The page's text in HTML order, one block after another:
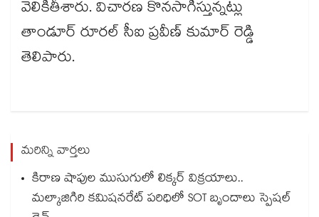
వెలికితీశారు. విచారణ కొనసాగిస్తున్నట్లు
తాండూర్ రూరల్ సీఐ ప్రవీణ్ కుమార్ రెడ్డి
తెలిపారు.
మరిన్ని వార్తలు
కిరాణ షాపుల ముసుగులో లిక్కర్ విక్రయాలు..
మల్కాజిగిరి కమిషనరేట్ పరిధిలో SOT బృందాలు స్పెషల్